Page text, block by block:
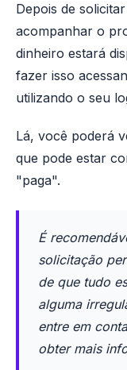
Depois de
acompanhar o
dinheiro estará
fazer isso
utilizando o seu
Lá, você poderá
que pode estar
"paga".
É
solicitação
de que tudo
alguma
entre em
obter mais